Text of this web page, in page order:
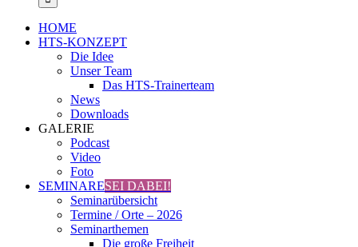
HOME
HTS-KONZEPT
Die Idee
Unser Team
Das HTS-Trainerteam
News
Downloads
GALERIE
Podcast
Video
Foto
SEMINARESEI DABEI!
Seminarübersicht
Termine / Orte – 2026
Seminarthemen
Die große Freiheit